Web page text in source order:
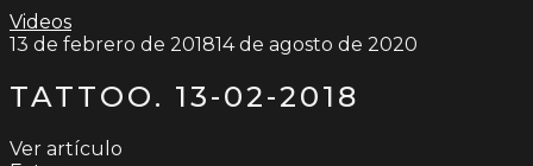
Videos
13 de febrero de 201814 de agosto de 2020
TATTOO. 13-02-2018
Ver artículo